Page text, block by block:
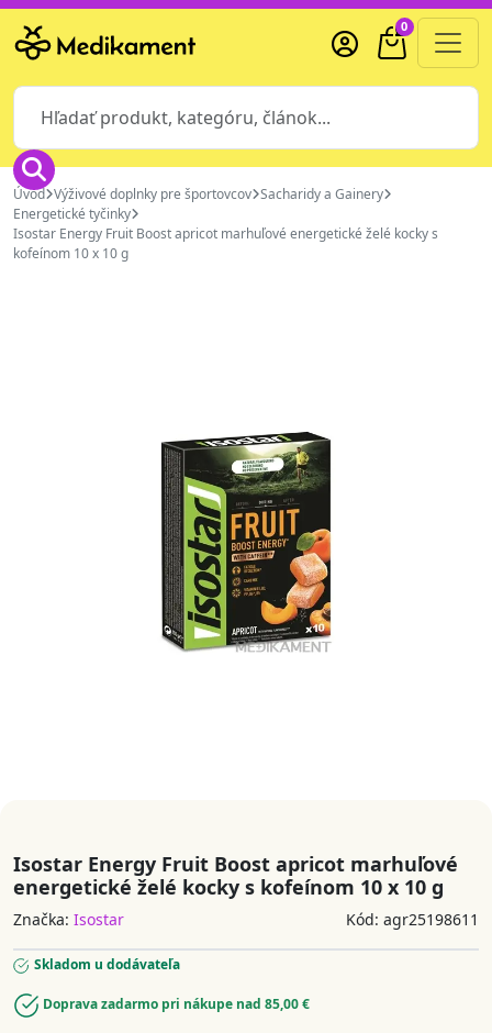
0
Úvod Výživové doplnky pre športovcov Sacharidy a Gainery
Energetické tyčinky
Isostar Energy Fruit Boost apricot marhuľové energetické želé kocky s
kofeínom 10 x 10 g
Isostar Energy Fruit Boost apricot marhuľové
energetické želé kocky s kofeínom 10 x 10 g
Značka: Isostar Kód: agr25198611
Skladom u dodávateľa
Doprava zadarmo pri nákupe nad 85,00 €